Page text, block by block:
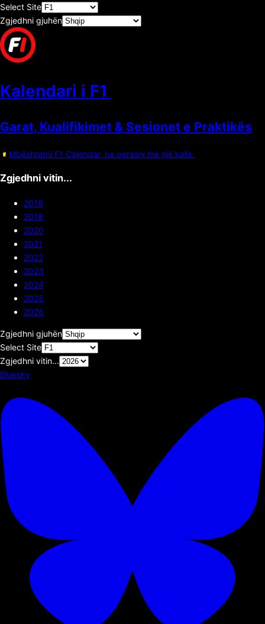
Select Site
Zgjedhni gjuhën
Kalendari i F1
Garat, Kualifikimet & Sesionet e Praktikës
Mbështetni F1 Calendar, na qerasni me një kafe.
Zgjedhni vitin...
2018
2019
2020
2021
2022
2023
2024
2025
2026
Zgjedhni gjuhën
Select Site
Zgjedhni vitin...
Bluesky